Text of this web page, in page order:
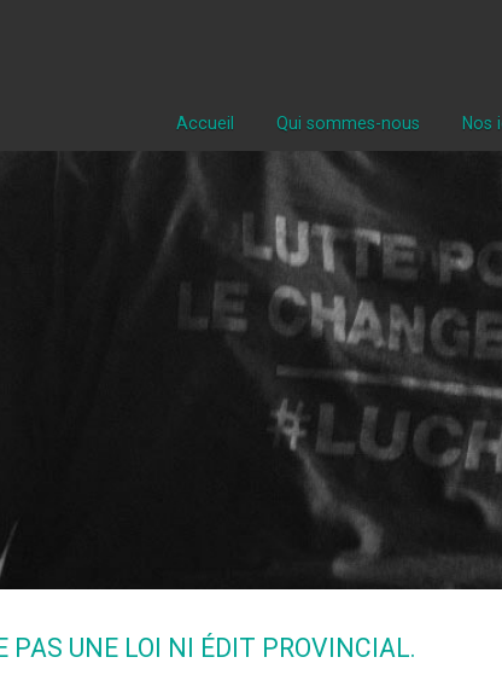
Accueil Qui sommes-nous Nos
PAS UNE LOI NI ÉDIT PROVINCIAL.